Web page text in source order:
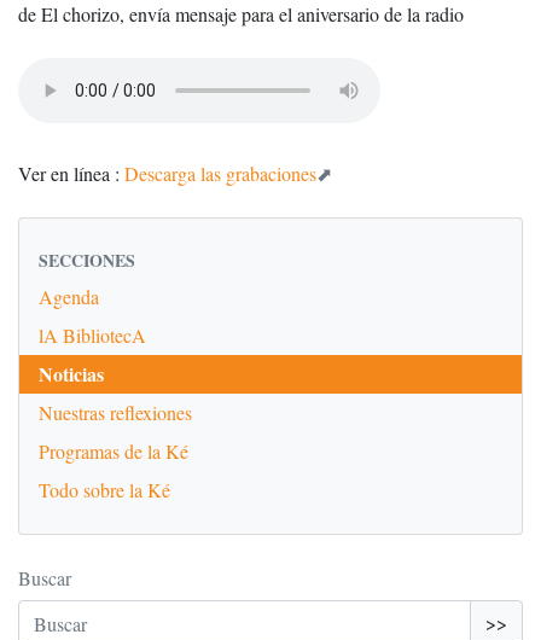
de El chorizo, envía mensaje para el aniversario de la radio
Ver en línea : Descarga las grabaciones
SECCIONES
Agenda
lA BibliotecA
Noticias
Nuestras reflexiones
Programas de la Ké
Todo sobre la Ké
Buscar
>>